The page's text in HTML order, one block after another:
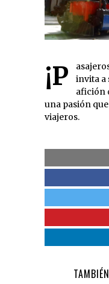
¡Pasajeros al tren! 360gradospress
invita a
afición
una pasión
viajeros.